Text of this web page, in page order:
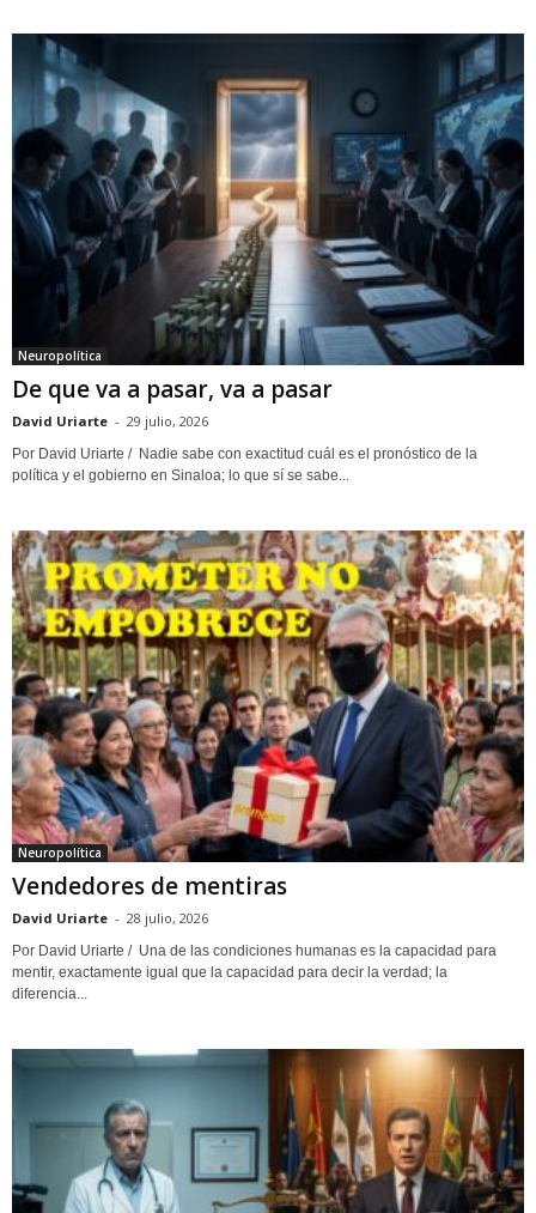
Neuropolítica
De que va a pasar, va a pasar
David Uriarte - 29 julio, 2026
Por David Uriarte / Nadie sabe con exactitud cuál es el pronóstico de la
política y el gobierno en Sinaloa; lo que sí se sabe...
Neuropolítica
Vendedores de mentiras
David Uriarte - 28 julio, 2026
Por David Uriarte / Una de las condiciones humanas es la capacidad para
mentir, exactamente igual que la capacidad para decir la verdad; la
diferencia...